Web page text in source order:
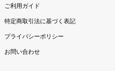
ご利用ガイド
特定商取引法に基づく表記
プライバシーポリシー
お問い合わせ